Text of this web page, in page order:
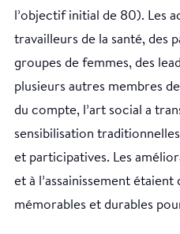
l’objectif initial de 80). Les
travailleurs de la santé, des
groupes de femmes, des
plusieurs autres membres
du compte, l’art social a
sensibilisation
et participatives. Les
et à l’assainissement
mémorables et durables